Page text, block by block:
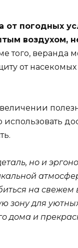
от погодных
воздухом,
того, веранда
от
но и
на свежем
зону для
дома и